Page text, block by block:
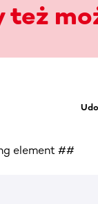
też
element ##